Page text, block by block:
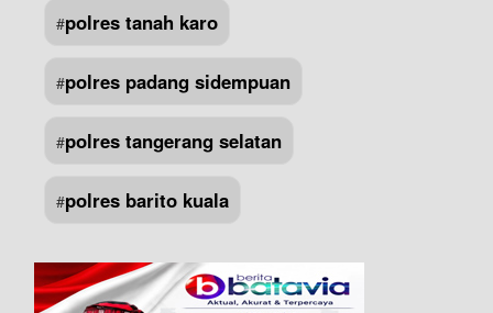
#polres tanah karo
#polres padang sidempuan
#polres tangerang selatan
#polres barito kuala